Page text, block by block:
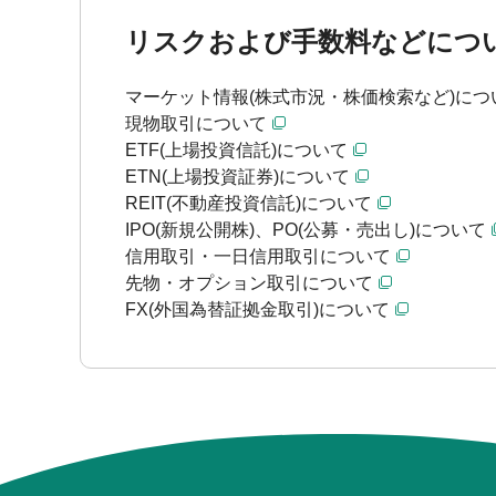
リスクおよび手数料などにつ
マーケット情報(株式市況・株価検索など)につ
現物取引について
ETF(上場投資信託)について
ETN(上場投資証券)について
REIT(不動産投資信託)について
IPO(新規公開株)、PO(公募・売出し)について
信用取引・一日信用取引について
先物・オプション取引について
FX(外国為替証拠金取引)について